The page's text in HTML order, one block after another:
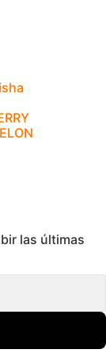
las últimas